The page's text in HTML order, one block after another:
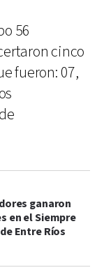
56
cinco
fueron: 07,
ganaron
en el Siempre
Entre Ríos